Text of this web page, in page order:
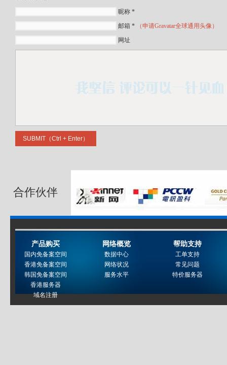
昵称 *
邮箱 *
（申请Gravatar全球通用头像）
网址
合作伙伴
产品购买
国内免备案空间
香港免备案空间
韩国免备案空间
香港服务器
域名注册
网络概览
数据中心
网络状况
服务水平
帮助支持
工单支持
常见问题
特价服务器